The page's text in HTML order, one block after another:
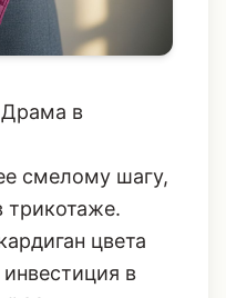
в
смелому шагу,